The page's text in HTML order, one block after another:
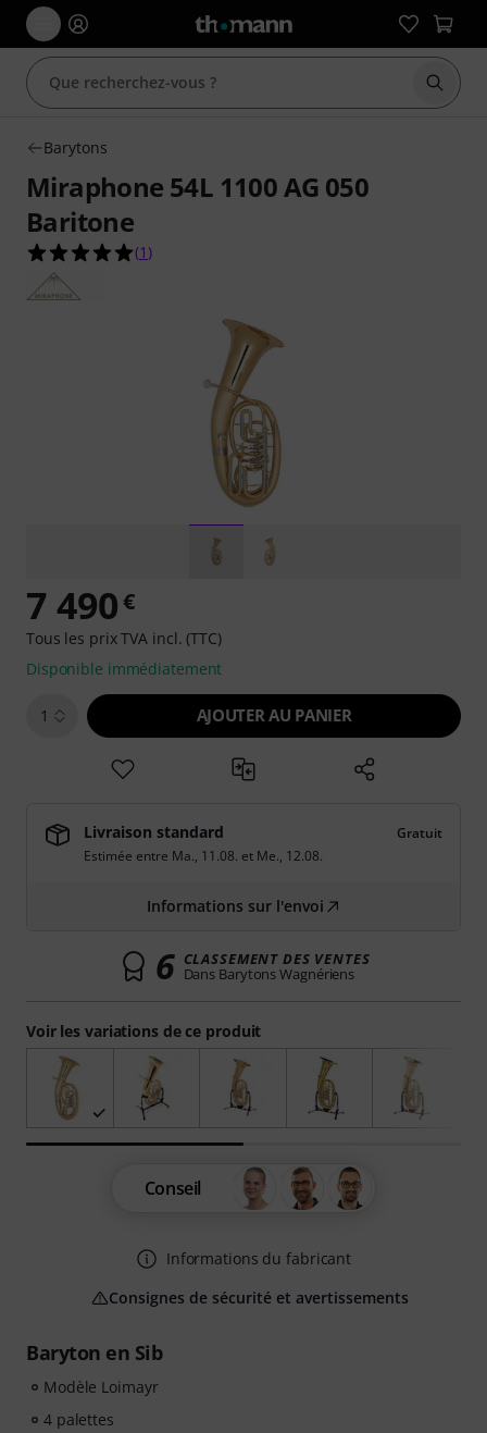
Barytons
Miraphone 54L 1100 AG 050
Baritone
5.0 étoiles sur 5 d'après 1 évaluations clients
(1 )
Baryton en Sib
Modèle Loimayr
4 palettes
Voir les variations de ce produit
7 490€
Tous les prix TVA incl. (TTC)
Disponible immédiatement
1 AJOUTER AU PANIER
Livraison standard
Gratuit
Estimée entre Ma., 11.08. et Me., 12.08.
Informations sur l'envoi
6 CLASSEMENT DES VENTES
Dans Barytons Wagnériens
Conseil
Informations du fabricant
Consignes de sécurité et avertissements